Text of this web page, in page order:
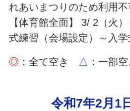
れあいまつりのため利用不
【体育館全面】 3/ 2（火
式練習（会場設定）～入
◎ ：全て空き △ ：一部
令和7年2月1